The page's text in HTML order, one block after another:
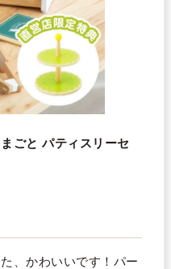
ごと パティスリーセ
、かわいいです！パー